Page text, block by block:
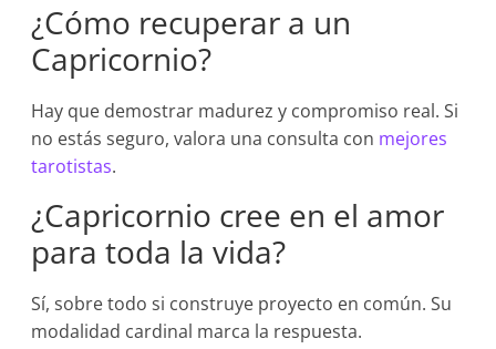
¿Cómo recuperar a un
Capricornio?
Hay que demostrar madurez y compromiso real. Si
no estás seguro, valora una consulta con mejores
tarotistas.
¿Capricornio cree en el amor
para toda la vida?
Sí, sobre todo si construye proyecto en común. Su
modalidad cardinal marca la respuesta.